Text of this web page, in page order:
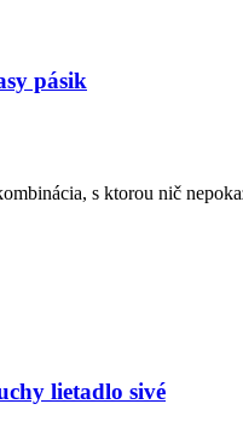
pásik
s ktorou nič
lietadlo sivé